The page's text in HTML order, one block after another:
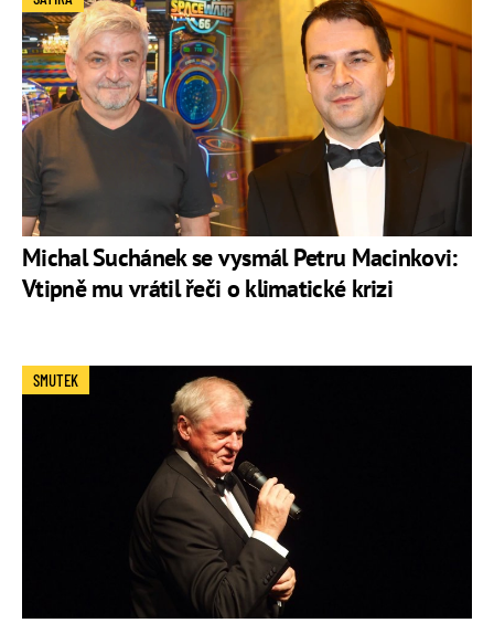
Michal Suchánek se vysmál Petru Macinkovi:
Vtipně mu vrátil řeči o klimatické krizi
SMUTEK